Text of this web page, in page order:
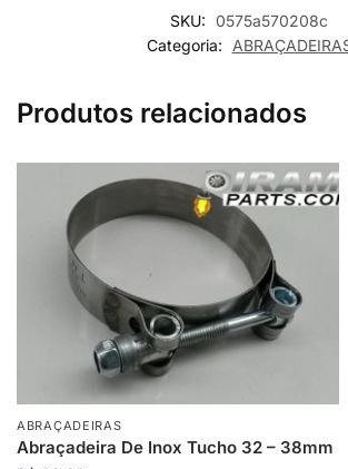
SKU: 0575a570208c
Categoria:
Produtos relacionados
ABRAÇADEIRAS
Abraçadeira De Inox Tucho 32 – 38mm